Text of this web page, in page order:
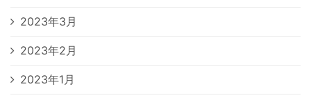
2023年3月
2023年2月
2023年1月